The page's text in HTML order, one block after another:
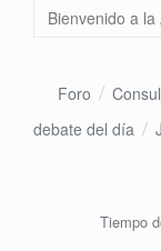
Foro
debate del día
Tiempo